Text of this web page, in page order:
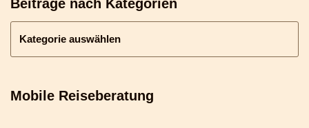
Beiträge nach Kategorien
Mobile Reiseberatung